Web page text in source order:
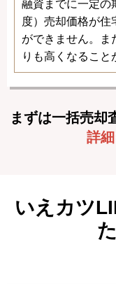
融資までに一定の
度）売却価格が住
ができません。ま
りも高くなること
まずは一括売却
詳細
いえカツ